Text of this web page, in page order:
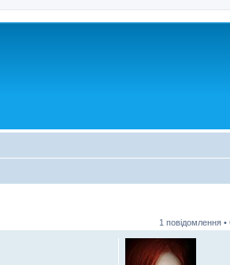
1 повідомлення •